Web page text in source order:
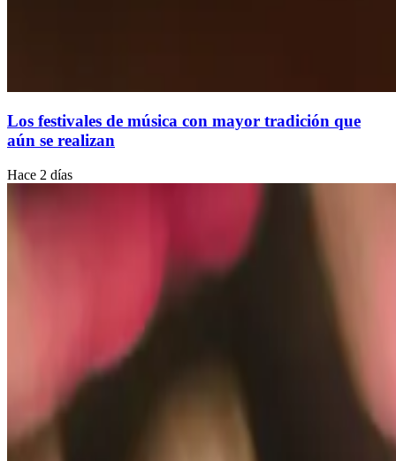
Los festivales de música con mayor tradición que
aún se realizan
Hace 2 días